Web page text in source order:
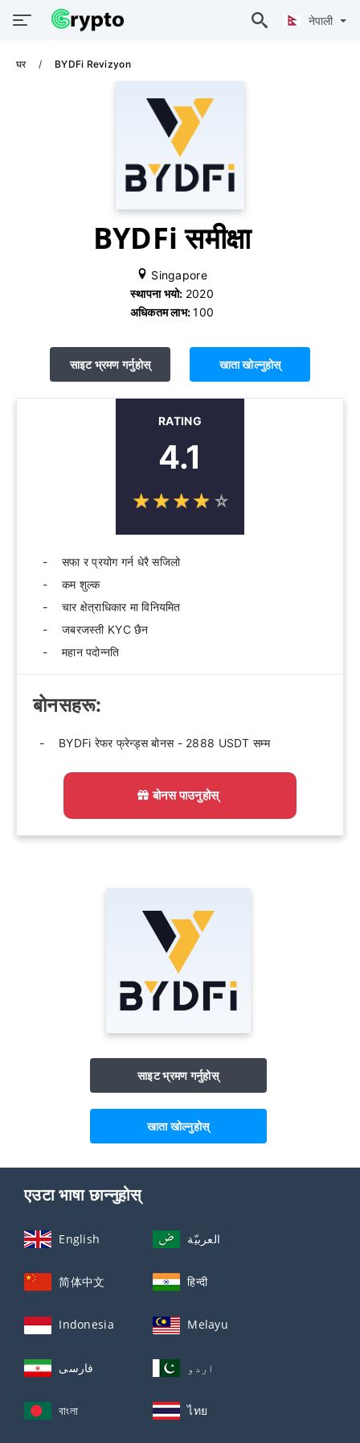
नेपाली
घर BYDFi Revizyon
BYDFi समीक्षा
Singapore
स्थापना भयो: 2020
अधिकतम लाभ:100
साइट भ्रमण गर्नुहोस् खाता खोल्नुहोस्
RATING
4.1
☆☆☆☆ ☆
★★★★ ★
सफा र प्रयोग गर्न धेरै सजिलो
कम शुल्क
चार क्षेत्राधिकार मा विनियमित
जबरजस्ती KYC छैन
महान पदोन्नति
बोनसहरू:
BYDFi रेफर फ्रेन्ड्स बोनस - 2888 USDT सम्म
बोनस पाउनुहोस्
साइट भ्रमण गर्नुहोस्
खाता खोल्नुहोस्
एउटा भाषा छान्नुहोस्
English العربيّة
简体中文 हिन्दी
Indonesia Melayu
فارسی اردو
বাংলা ไทย